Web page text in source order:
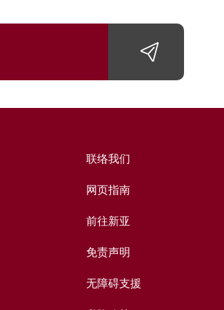
联络我们
网页指南
前往新亚
免责声明
无障碍支援